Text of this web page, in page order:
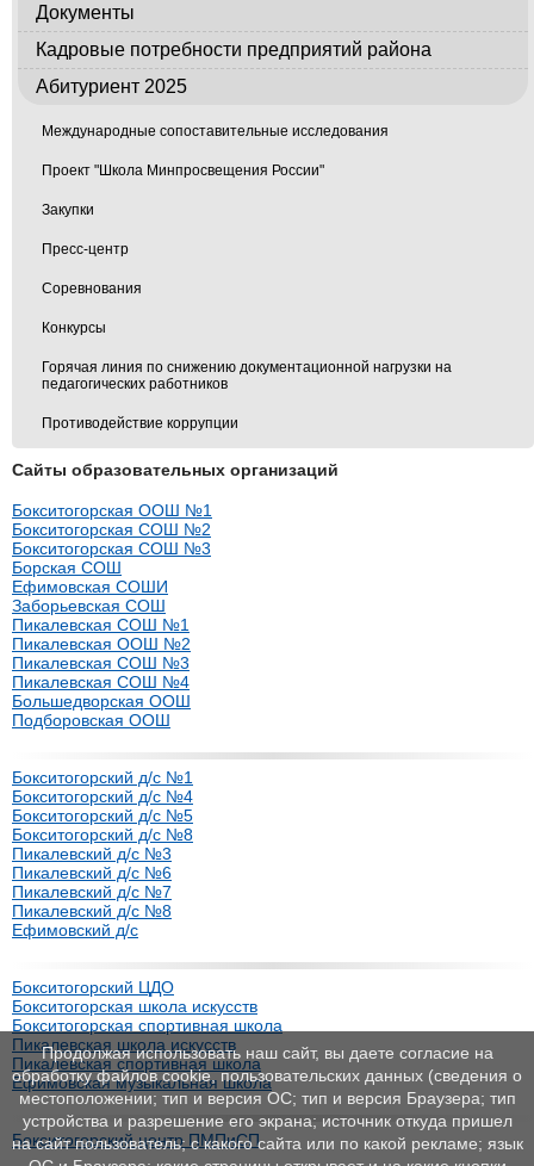
Документы
Кадровые потребности предприятий района
Абитуриент 2025
Международные сопоставительные исследования
Проект "Школа Минпросвещения России"
Закупки
Пресс-центр
Соревнования
Конкурсы
Горячая линия по снижению документационной нагрузки на
педагогических работников
Противодействие коррупции
Сайты образовательных организаций
Бокситогорская ООШ №1
Бокситогорская СОШ №2
Бокситогорская СОШ №3
Борская СОШ
Ефимовская СОШИ
Заборьевская СОШ
Пикалевская СОШ №1
Пикалевская ООШ №2
Пикалевская СОШ №3
Пикалевская СОШ №4
Большедворская ООШ
Подборовская ООШ
Бокситогорский д/с №1
Бокситогорский д/с №4
Бокситогорский д/с №5
Бокситогорский д/с №8
Пикалевский д/с №3
Пикалевский д/с №6
Пикалевский д/с №7
Пикалевский д/с №8
Ефимовский д/с
Бокситогорский ЦДО
Бокситогорская школа искусств
Бокситогорская спортивная школа
Пикалевская школа искусств
Пикалевская спортивная школа
Ефимовская музыкальная школа
Бокситогорский центр ПМПиСП
Продолжая использовать наш сайт, вы даете согласие на
обработку файлов cookie, пользовательских данных (сведения о
местоположении; тип и версия ОС; тип и версия Браузера; тип
устройства и разрешение его экрана; источник откуда пришел
на сайт пользователь; с какого сайта или по какой рекламе; язык